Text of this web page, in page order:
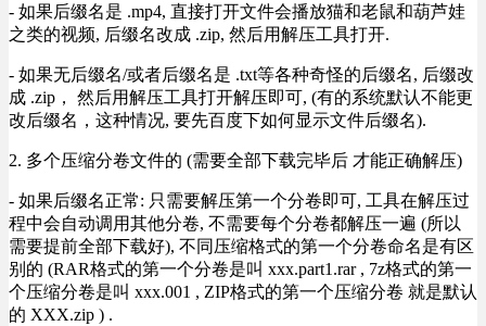
- 如果后缀名是 .mp4, 直接打开文件会播放猫和老鼠和葫芦娃
之类的视频, 后缀名改成 .zip, 然后用解压工具打开.
- 如果无后缀名/或者后缀名是 .txt等各种奇怪的后缀名, 后缀改
成 .zip， 然后用解压工具打开解压即可, (有的系统默认不能更
改后缀名，这种情况, 要先百度下如何显示文件后缀名).
2. 多个压缩分卷文件的 (需要全部下载完毕后 才能正确解压)
- 如果后缀名正常: 只需要解压第一个分卷即可, 工具在解压过
程中会自动调用其他分卷, 不需要每个分卷都解压一遍 (所以
需要提前全部下载好), 不同压缩格式的第一个分卷命名是有区
别的 (RAR格式的第一个分卷是叫 xxx.part1.rar , 7z格式的第一
个压缩分卷是叫 xxx.001 , ZIP格式的第一个压缩分卷 就是默认
的 XXX.zip ) .